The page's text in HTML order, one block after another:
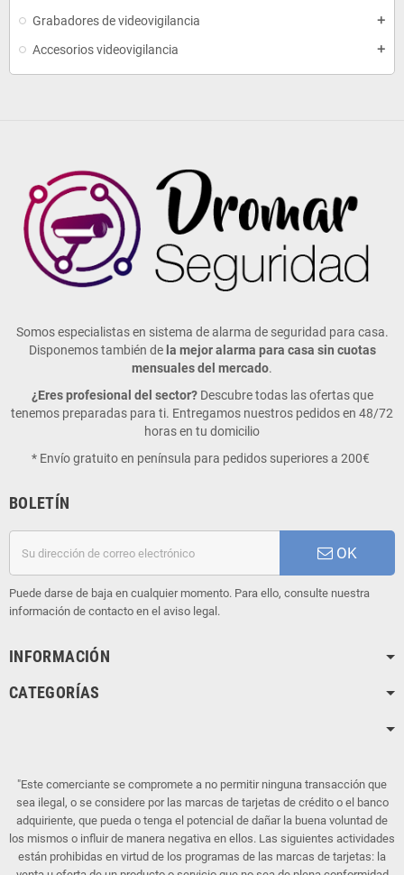
Grabadores de videovigilancia add
Accesorios videovigilancia add
Somos especialistas en sistema de alarma de seguridad para casa.
Disponemos también de la mejor alarma para casa sin cuotas
mensuales del mercado.
¿Eres profesional del sector? Descubre todas las ofertas que
tenemos preparadas para ti. Entregamos nuestros pedidos en 48/72
horas en tu domicilio
* Envío gratuito en península para pedidos superiores a 200€
BOLETÍN
OK
Puede darse de baja en cualquier momento. Para ello, consulte nuestra
información de contacto en el aviso legal.
INFORMACIÓN
CATEGORÍAS
"Este comerciante se compromete a no permitir ninguna transacción que
sea ilegal, o se considere por las marcas de tarjetas de crédito o el banco
adquiriente, que pueda o tenga el potencial de dañar la buena voluntad de
los mismos o influir de manera negativa en ellos. Las siguientes actividades
están prohibidas en virtud de los programas de las marcas de tarjetas: la